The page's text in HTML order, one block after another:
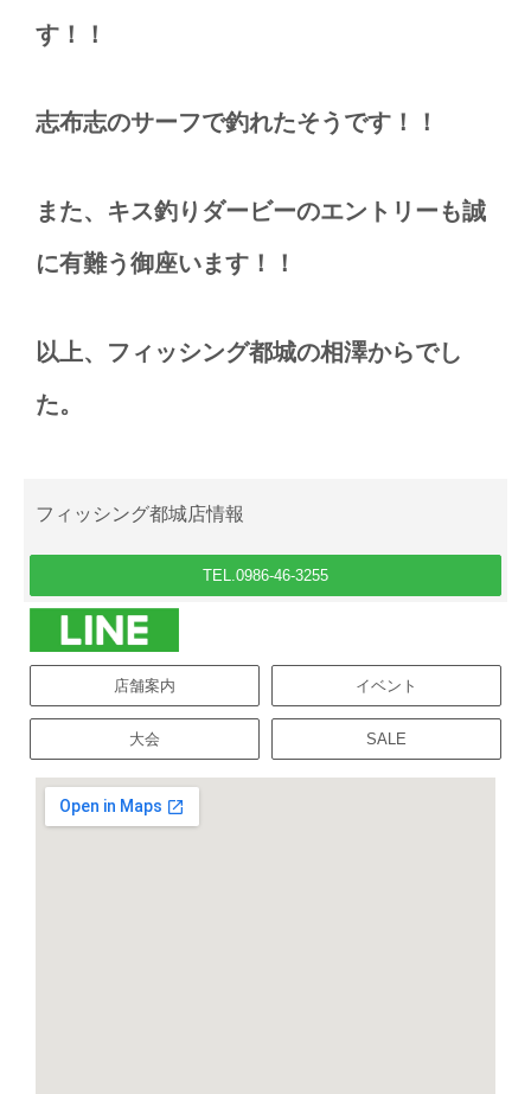
す！！
志布志のサーフで釣れたそうです！！
また、キス釣りダービーのエントリーも誠
に有難う御座います！！
以上、フィッシング都城の相澤からでし
た。
フィッシング都城店情報
TEL.0986-46-3255
店舗案内 イベント
大会 SALE